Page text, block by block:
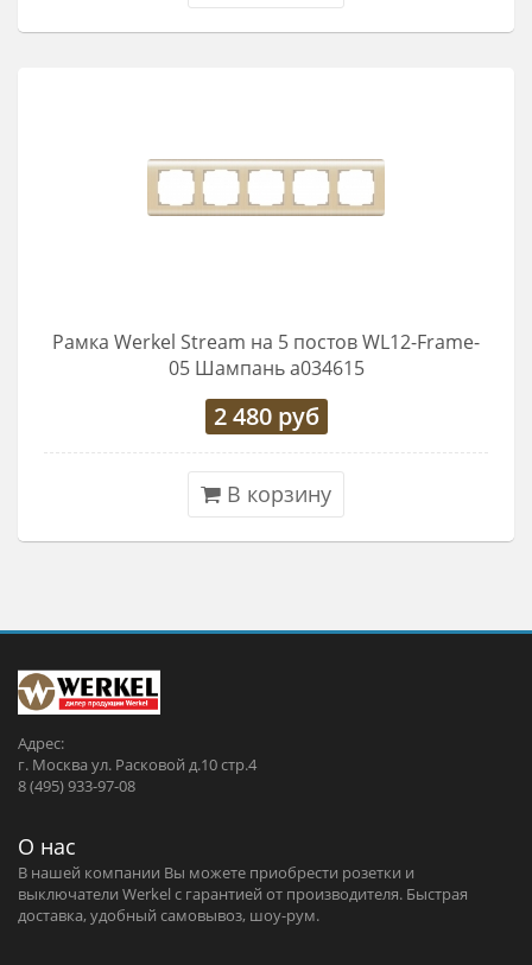
Рамка Werkel Stream на 5 постов WL12-Frame-
05 Шампань a034615
2 480руб
В корзину
Адрес:
г. Москва ул. Расковой д.10 стр.4
8 (495) 933-97-08
О нас
В нашей компании Вы можете приобрести розетки и
выключатели Werkel c гарантией от производителя. Быстрая
доставка, удобный самовывоз, шоу-рум.